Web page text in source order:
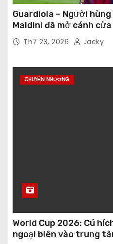
Guardiola – Người
Maldini đã mở cánh cửa
Th7 23, 2026 Jacky
CHUYỂN NHƯỢNG
World Cup 2026: Cú
ngoại biên vào trung